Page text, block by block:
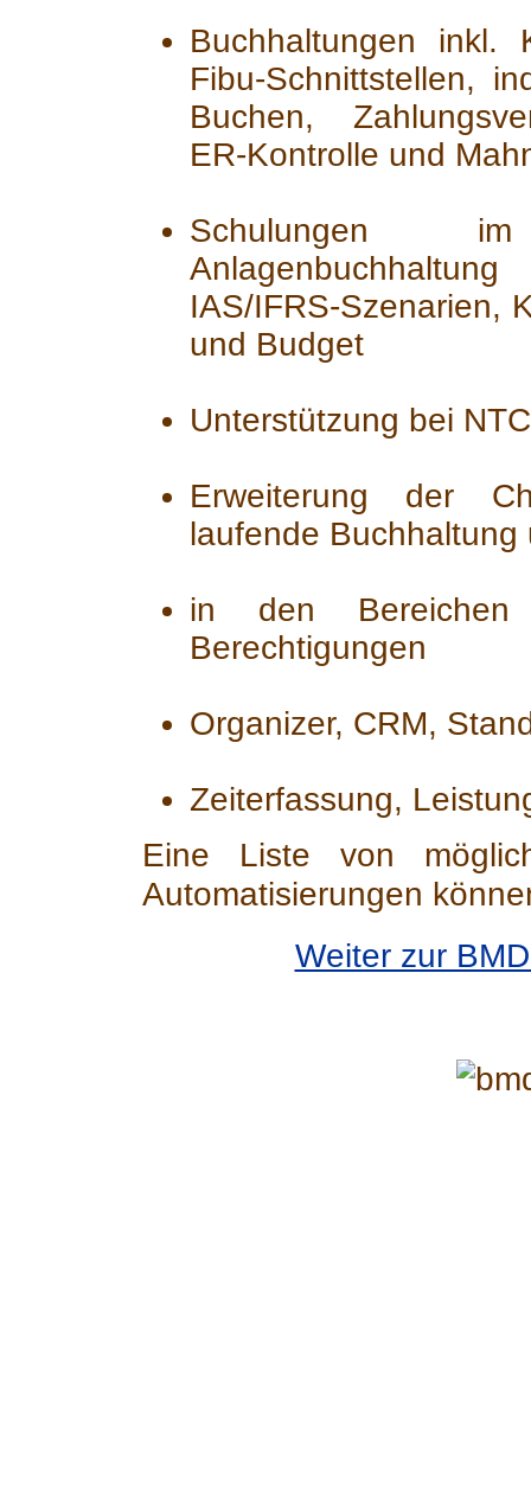
Buchhaltungen inkl.
Fibu-Schnittstellen,
Buchen,
ER-Kontrolle und
Schulungen
IAS/IFRS-Szenarien,
und Budget
Unterstützung bei
Erweiterung der
laufende
in den Bereichen
Berechtigungen
Organizer, CRM,
Zeiterfassung,
Eine Liste von
Automatisierungen
Weiter zur